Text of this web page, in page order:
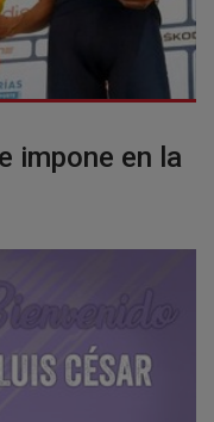
impone en la